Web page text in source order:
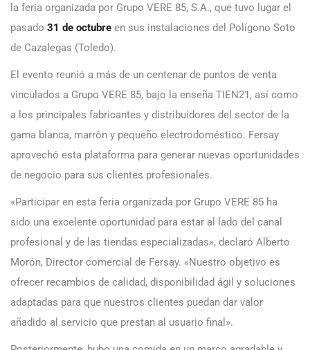
la feria organizada por Grupo VERE 85, S.A., que tuvo lugar el
pasado 31 de octubre en sus instalaciones del Polígono Soto
de Cazalegas (Toledo).
El evento reunió a más de un centenar de puntos de venta
vinculados a Grupo VERE 85, bajo la enseña TIEN21, así como
a los principales fabricantes y distribuidores del sector de la
gama blanca, marrón y pequeño electrodoméstico. Fersay
aprovechó esta plataforma para generar nuevas oportunidades
de negocio para sus clientes profesionales.
«Participar en esta feria organizada por Grupo VERE 85 ha
sido una excelente oportunidad para estar al lado del canal
profesional y de las tiendas especializadas», declaró Alberto
Morón, Director comercial de Fersay. «Nuestro objetivo es
ofrecer recambios de calidad, disponibilidad ágil y soluciones
adaptadas para que nuestros clientes puedan dar valor
añadido al servicio que prestan al usuario final».